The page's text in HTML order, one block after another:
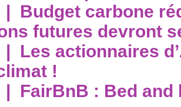
| Budget carbone
futures devront
| Les actionnaires
!
| FairBnB : Bed